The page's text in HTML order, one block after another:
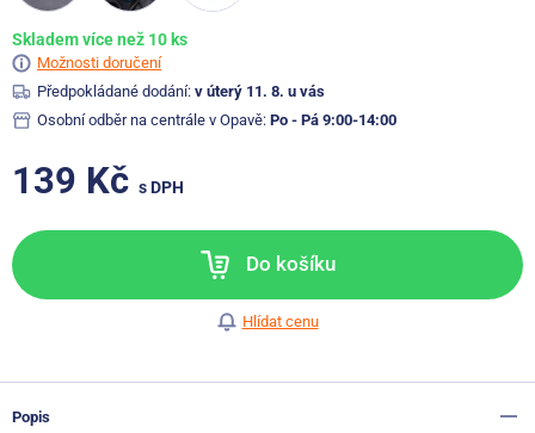
Skladem více než 10 ks
Možnosti doručení
Předpokládané dodání: v úterý 11. 8. u vás
Osobní odběr na centrále v Opavě: Po - Pá 9:00-14:00
139 Kč s DPH
Do košíku
Hlídat cenu
Popis